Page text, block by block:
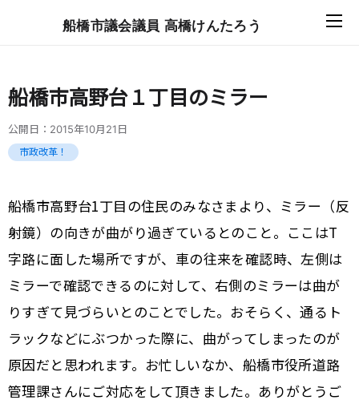
船橋市議会議員 高橋けんたろう
船橋市高野台１丁目のミラー
公開日： 2015年10月21日
市政改革！
船橋市高野台1丁目の住民のみなさまより、ミラー（反
射鏡）の向きが曲がり過ぎているとのこと。ここはT
字路に面した場所ですが、車の往来を確認時、左側は
ミラーで確認できるのに対して、右側のミラーは曲が
りすぎて見づらいとのことでした。おそらく、通るト
ラックなどにぶつかった際に、曲がってしまったのが
原因だと思われます。お忙しいなか、船橋市役所道路
管理課さんにご対応をして頂きました。ありがとうご